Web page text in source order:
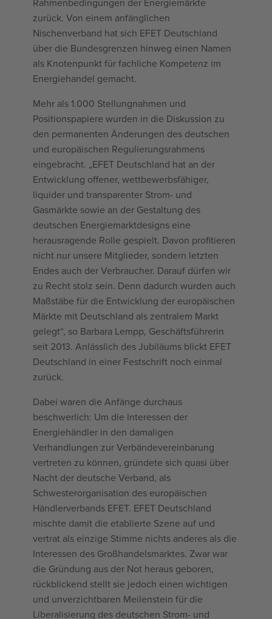
zurück. Von einem anfänglichen
Nischenverband hat sich EFET Deutschland
über die Bundesgrenzen hinweg einen Namen
als Knotenpunkt für fachliche Kompetenz im
Energiehandel gemacht.
Mehr als 1.000 Stellungnahmen und
Positionspapiere wurden in die Diskussion zu
den permanenten Änderungen des deutschen
und europäischen Regulierungsrahmens
eingebracht. „EFET Deutschland hat an der
Entwicklung offener, wettbewerbsfähiger,
liquider und transparenter Strom- und
Gasmärkte sowie an der Gestaltung des
deutschen Energiemarktdesigns eine
herausragende Rolle gespielt. Davon profitieren
nicht nur unsere Mitglieder, sondern letzten
Endes auch der Verbraucher. Darauf dürfen wir
zu Recht stolz sein. Denn dadurch wurden auch
Maßstäbe für die Entwicklung der europäischen
Märkte mit Deutschland als zentralem Markt
gelegt“, so Barbara Lempp, Geschäftsführerin
seit 2013. Anlässlich des Jubiläums blickt EFET
Deutschland in einer Festschrift noch einmal
zurück.
Dabei waren die Anfänge durchaus
beschwerlich: Um die Interessen der
Energiehändler in den damaligen
Verhandlungen zur Verbändevereinbarung
vertreten zu können, gründete sich quasi über
Nacht der deutsche Verband, als
Schwesterorganisation des europäischen
Händlerverbands EFET. EFET Deutschland
mischte damit die etablierte Szene auf und
vertrat als einzige Stimme nichts anderes als die
Interessen des Großhandelsmarktes. Zwar war
die Gründung aus der Not heraus geboren,
rückblickend stellt sie jedoch einen wichtigen
und unverzichtbaren Meilenstein für die
Liberalisierung des deutschen Strom- und